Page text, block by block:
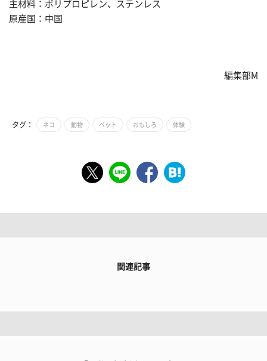
主材料：ポリプロピレン、ステンレス
原産国：中国
編集部M
タグ： ネコ 動物 ペット おもしろ 体験
関連記事